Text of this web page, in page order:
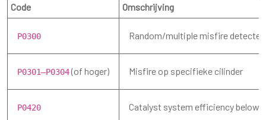
Code Omschrijving
P0300 Random/multiple misfire detected
P0301–P0304(of hoger) Misfire op specifieke cilinder
P0420 Catalyst system efficiency below